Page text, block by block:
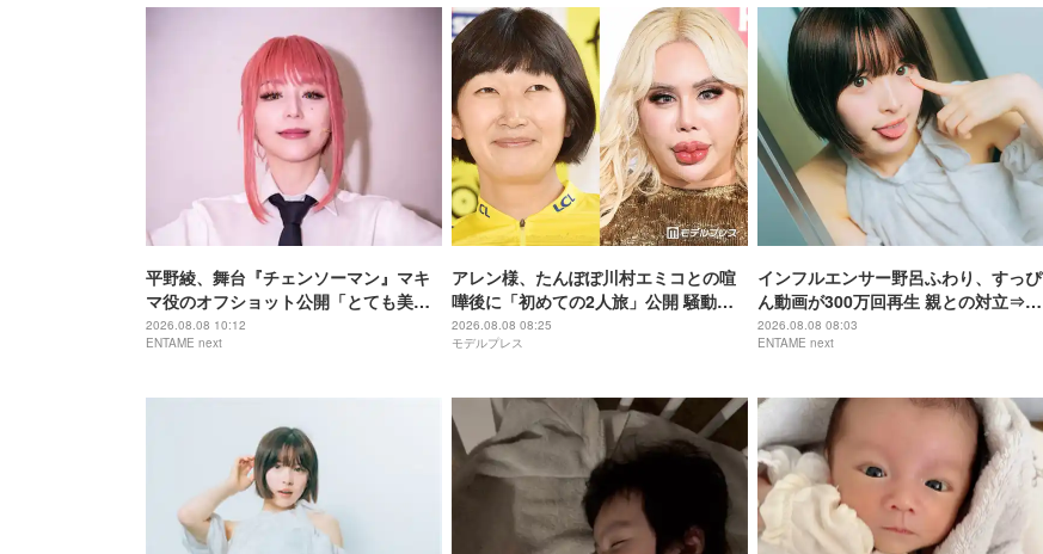
平野綾、舞台『チェンソーマン』マキ
マ役のオフショット公開「とても美し
い」「イメージぴったり」
2026.08.08 10:12
ENTAME next
アレン様、たんぽぽ川村エミコとの喧
嘩後に「初めての2人旅」公開 騒動前
に収録
2026.08.08 08:25
モデルプレス
インフルエンサー野呂ふわり、すっぴ
ん動画が300万回再生 親との対立⇒ア
ンチに病み「動画全消し」の軌跡
2026.08.08 08:03
ENTAME next